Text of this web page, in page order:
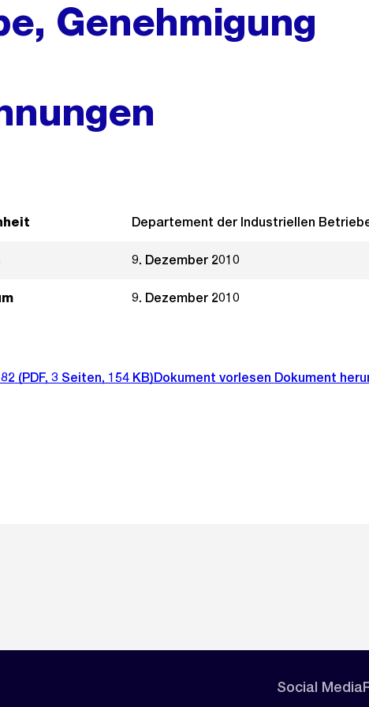
Genehmigung
Departement der Industriellen
9. Dezember 2010
9. Dezember 2010
(PDF, 3 Seiten, 154 KB)Dokument vorlesen Dokument
Social Media